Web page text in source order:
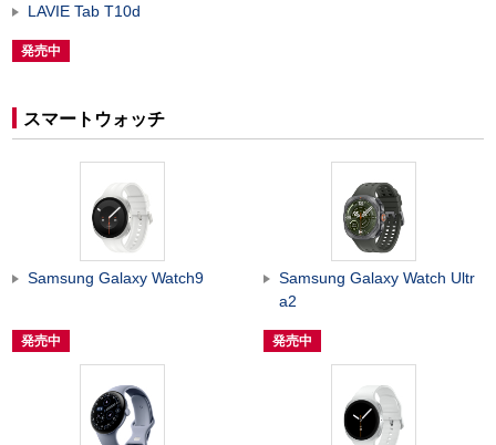
LAVIE Tab T10d
発売中
スマートウォッチ
Samsung Galaxy Watch9
発売中
Samsung Galaxy Watch Ultr
a2
発売中